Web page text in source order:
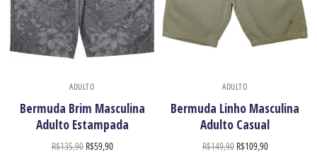
ADULTO
Bermuda Brim Masculina
Adulto Estampada
R$135,90 R$59,90
ADULTO
Bermuda Linho Masculina
Adulto Casual
R$149,90 R$109,90